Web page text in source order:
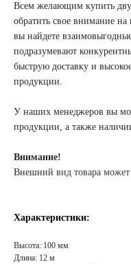
Всем желающим купить
обратить свое внимание
вы найдете
подразумевают
быструю доставку и
продукции.
У наших менеджеров вы
продукции, а также
Внимание!
Внешний вид товара
Характеристики:
Высота: 100 мм
Длина: 12 м